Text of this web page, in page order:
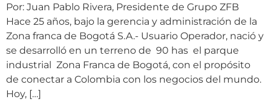
Por: Juan Pablo Rivera, Presidente de Grupo ZFB
Hace 25 años, bajo la gerencia y administración de la
Zona franca de Bogotá S.A.- Usuario Operador, nació y
se desarrolló en un terreno de 90 has el parque
industrial Zona Franca de Bogotá, con el propósito
de conectar a Colombia con los negocios del mundo.
Hoy, […]